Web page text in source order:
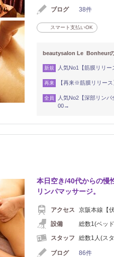
ブログ 38件
スマート支払いOK
beautysalon Le Bonheur
新規 人気No1【筋膜リリ
再来 【再来※筋膜リリー
全員
人気No2【深部リン
00→
本日空き/40代からの慢
リンパマッサージ。
アクセス
京阪本線【
設備
総数1(ベッ
スタッフ
総数1人(ス
ブログ 86件